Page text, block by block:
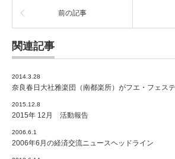
前の記事
関連記事
2014.3.28
奈良春日大社雅楽団（南都楽所）がフエ・フェス
2015.12.8
2015年 12月 活動報告
2006.6.1
2006年6月の経済交流ニュースヘッドライン